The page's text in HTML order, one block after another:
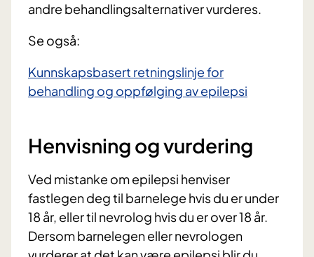
andre behandlingsalternativer vurderes.
Se også:
Kunnskapsbasert retningslinje for
behandling og oppfølging av epilepsi
Henvisning og vurdering
Ved mistanke om epilepsi henviser
fastlegen deg til barnelege hvis du er under
18 år, eller til nevrolog hvis du er over 18 år.
Dersom barnelegen eller nevrologen